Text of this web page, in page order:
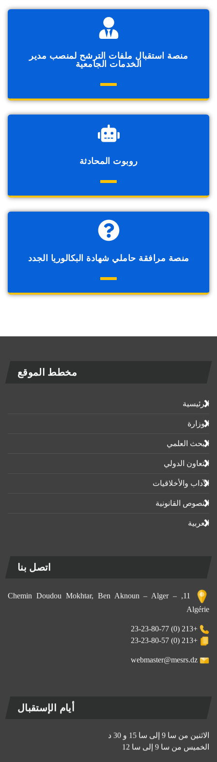
منصة استقبال ملفات الترشح لمنصب مدير
الخدمات الجامعية
روبوت المحادثة
منصة مرافقة حاملي شهادة البكالوريا الجدد
مخطط الموقع
الرئيسية
الوزارة
البحث العلمي
التعاون الدولي
الآداب واﻷخلاقيات
النصوص القانونية
العربية
اتصل بنا
11, Chemin Doudou Mokhtar, Ben Aknoun – Alger –
Algérie
+213 (0) 23-23-80-77
+213 (0) 23-23-80-57
webmaster@mesrs.dz
أيام الإستقبال
الاثنين من سا 9 إلى سا 15 و 30 د
الخميس من سا 9 إلى سا 12